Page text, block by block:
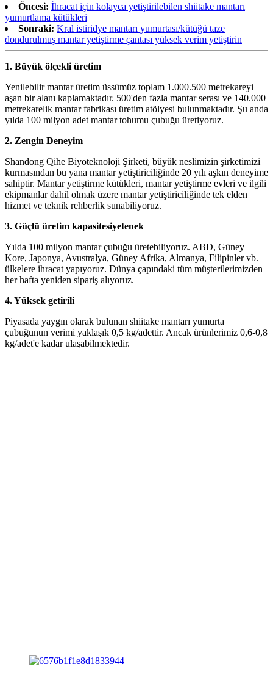
Öncesi: İhracat için kolayca yetiştirilebilen shiitake mantarı
yumurtlama kütükleri
Sonraki: Kral istiridye mantarı yumurtası/kütüğü taze
dondurulmuş mantar yetiştirme çantası yüksek verim yetiştirin
1. Büyük ölçekli üretim
Yenilebilir mantar üretim üssümüz toplam 1.000.500 metrekareyi
aşan bir alanı kaplamaktadır. 500'den fazla mantar serası ve 140.000
metrekarelik mantar fabrikası üretim atölyesi bulunmaktadır. Şu anda
yılda 100 milyon adet mantar tohumu çubuğu üretiyoruz.
2. Zengin Deneyim
Shandong Qihe Biyoteknoloji Şirketi, büyük neslimizin şirketimizi
kurmasından bu yana mantar yetiştiriciliğinde 20 yılı aşkın deneyime
sahiptir. Mantar yetiştirme kütükleri, mantar yetiştirme evleri ve ilgili
ekipmanlar dahil olmak üzere mantar yetiştiriciliğinde tek elden
hizmet ve teknik rehberlik sunabiliyoruz.
3. Güçlü üretim kapasitesiyetenek
Yılda 100 milyon mantar çubuğu üretebiliyoruz. ABD, Güney
Kore, Japonya, Avustralya, Güney Afrika, Almanya, Filipinler vb.
ülkelere ihracat yapıyoruz. Dünya çapındaki tüm müşterilerimizden
her hafta yeniden sipariş alıyoruz.
4.Yüksek getirili
Piyasada yaygın olarak bulunan shiitake mantarı yumurta
çubuğunun verimi yaklaşık 0,5 kg/adettir. Ancak ürünlerimiz 0,6-0,8
kg/adet'e kadar ulaşabilmektedir.